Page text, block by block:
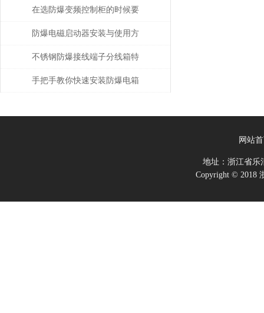
在选防爆变频控制柜的时候要
记住的3大原则
防爆电磁启动器安装与使用方
法
不锈钢防爆接线端子分线箱特
点分析
手把手教你快速安装防爆电箱
网站
地址：浙江省
Copyright © 2018